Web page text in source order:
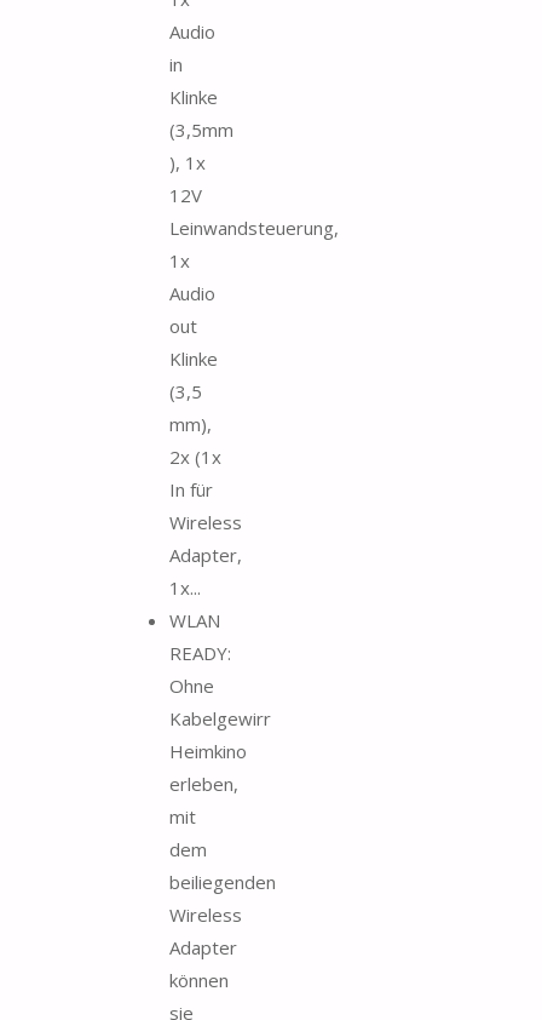
Audio
in
Klinke
(3,5mm
), 1x
12V
Leinwandsteuerung,
1x
Audio
out
Klinke
(3,5
mm),
2x (1x
In für
Wireless
Adapter,
1x...
WLAN
READY:
Ohne
Kabelgewirr
Heimkino
erleben,
mit
dem
beiliegenden
Wireless
Adapter
können
sie